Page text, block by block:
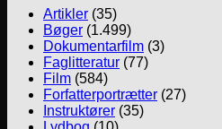
Artikler (35)
Bøger (1.499)
Dokumentarfilm (3)
Faglitteratur (77)
Film (584)
Forfatterportrætter (27)
Instruktører (35)